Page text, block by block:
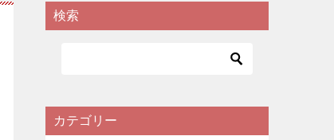
検索
カテゴリー